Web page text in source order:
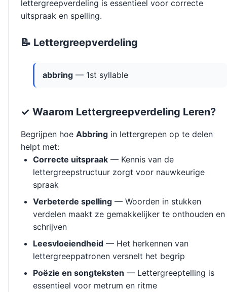
lettergreepverdeling is essentieel voor correcte
uitspraak en spelling.
📝 Lettergreepverdeling
abbring — 1st syllable
✓ Waarom Lettergreepverdeling Leren?
Begrijpen hoe Abbring in lettergrepen op te delen
helpt met:
Correcte uitspraak — Kennis van de
lettergreepstructuur zorgt voor nauwkeurige
spraak
Verbeterde spelling — Woorden in stukken
verdelen maakt ze gemakkelijker te onthouden en
schrijven
Leesvloeiendheid — Het herkennen van
lettergreeppatronen versnelt het begrip
Poëzie en songteksten — Lettergreeptelling is
essentieel voor metrum en ritme